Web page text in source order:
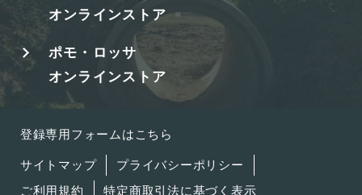
オンラインストア
ポモ・ロッサ
オンラインストア
登録専用フォームはこちら
サイトマップ
プライバシーポリシー
ご利用規約
特定商取引法に基づく表示